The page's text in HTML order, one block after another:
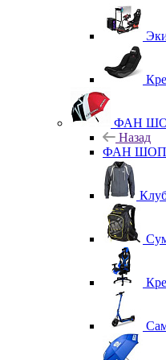
ФАН
Назад
ФАН ШОП